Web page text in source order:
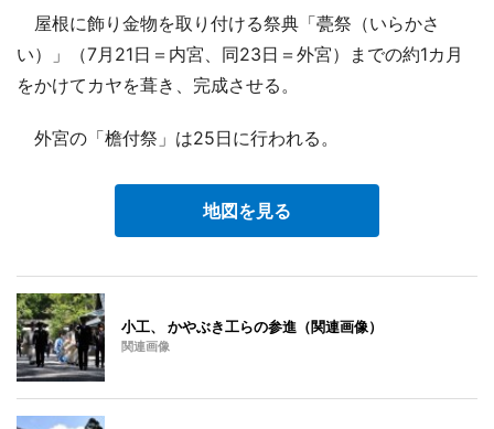
屋根に飾り金物を取り付ける祭典「甍祭（いらかさ
い）」（7月21日＝内宮、同23日＝外宮）までの約1カ月
をかけてカヤを葺き、完成させる。
外宮の「檐付祭」は25日に行われる。
地図を見る
小工、 かやぶき工らの参進（関連画像）
関連画像